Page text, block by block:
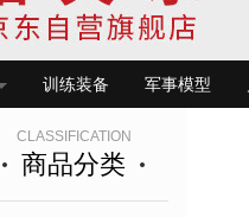
训练装备 军事模型
CLASSIFICATION
商品分类